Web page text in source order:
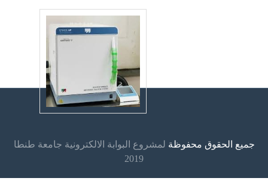
جميع الحقوق محفوظة لمشروع البوابة الالكترونية جامعة طنطا
2019